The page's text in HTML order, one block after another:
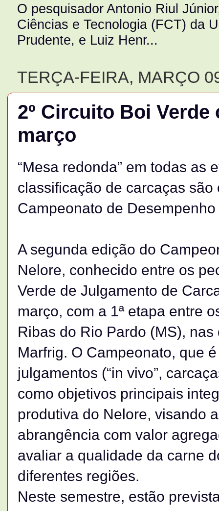
O pesquisador Antonio Riul
Ciências e Tecnologia (FCT) da
Prudente, e Luiz Henr...
TERÇA-FEIRA, MARÇO
2º Circuito Boi Verde
março
“Mesa redonda” em todas as
classificação de carcaças
Campeonato de
A segunda edição do
Nelore, conhecido entre os
Verde de Julgamento de
março, com a 1ª etapa entre
Ribas do Rio Pardo (MS),
Marfrig. O Campeonato, que
julgamentos (“in vivo”,
como objetivos principais
produtiva do Nelore, visando
abrangência com valor
avaliar a qualidade da carne
diferentes regiões.
Neste semestre, estão